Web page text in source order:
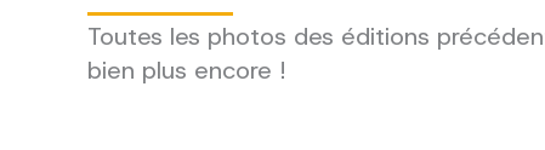
Toutes les photos des éditions
bien plus encore !